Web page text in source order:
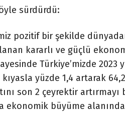
sürdürdü:
pozitif bir şekilde
kararlı ve güçlü
Türkiye’mizde 2023
kıyasla yüzde 1,4 artarak
son 2 çeyrektir
ekonomik büyüme